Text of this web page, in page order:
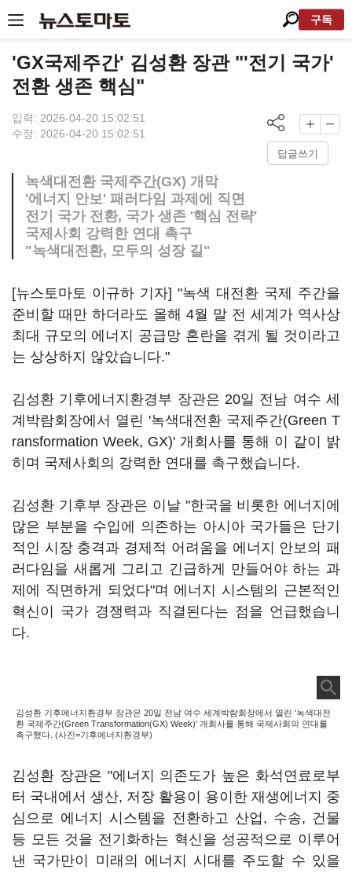
구독
'GX국제주간' 김성환 장관 "'전기 국가'
전환 생존 핵심"
입력: 2026-04-20 15:02:51
수정: 2026-04-20 15:02:51
답글쓰기
녹색대전환 국제주간(GX) 개막
'에너지 안보' 패러다임 과제에 직면
전기 국가 전환, 국가 생존 '핵심 전략'
국제사회 강력한 연대 촉구
"녹색대전환, 모두의 성장 길"
[뉴스토마토 이규하 기자] "녹색 대전환 국제 주간을
준비할 때만 하더라도 올해 4월 말 전 세계가 역사상
최대 규모의 에너지 공급망 혼란을 겪게 될 것이라고
는 상상하지 않았습니다."
김성환 기후에너지환경부 장관은 20일 전남 여수 세
계박람회장에서 열린 '녹색대전환 국제주간(Green T
ransformation Week, GX)' 개회사를 통해 이 같이 밝
히며 국제사회의 강력한 연대를 촉구했습니다.
김성환 기후부 장관은 이날 "한국을 비롯한 에너지에
많은 부분을 수입에 의존하는 아시아 국가들은 단기
적인 시장 충격과 경제적 어려움을 에너지 안보의 패
러다임을 새롭게 그리고 긴급하게 만들어야 하는 과
제에 직면하게 되었다"며 에너지 시스템의 근본적인
혁신이 국가 경쟁력과 직결된다는 점을 언급했습니
다.
김성환 기후에너지환경부 장관은 20일 전남 여수 세계박람회장에서 열린 '녹색대전
환 국제주간(Green Transformation(GX) Week)' 개회사를 통해 국제사회의 연대를
촉구했다. (사진=기후에너지환경부)
김성환 장관은 "에너지 의존도가 높은 화석연료로부
터 국내에서 생산, 저장 활용이 용이한 재생에너지 중
심으로 에너지 시스템을 전환하고 산업, 수송, 건물
등 모든 것을 전기화하는 혁신을 성공적으로 이루어
낸 국가만이 미래의 에너지 시대를 주도할 수 있을